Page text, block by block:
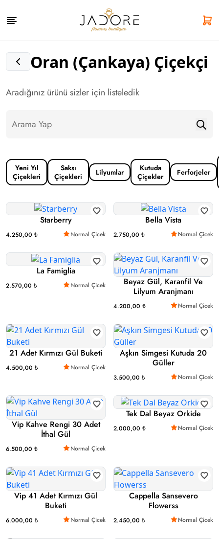
Oran (Çankaya) Çiçekçi
Aradığınız ürünü sizler için listeledik
Yeni Yıl
Çiçekleri
Saksı
Çiçekleri
Lilyumlar
Kutuda
Çiçekler
Ferforjeler
Starberry
4.250,00 ₺ Normal Çicek
Bella Vista
2.750,00 ₺ Normal Çicek
La Famiglia
2.570,00 ₺ Normal Çicek
Beyaz Gül, Karanfil Ve
Lilyum Aranjmanı
4.200,00 ₺ Normal Çicek
21 Adet Kırmızı Gül Buketi
4.500,00 ₺ Normal Çicek
Aşkın Simgesi Kutuda 20
Güller
3.500,00 ₺ Normal Çicek
Vip Kahve Rengi 30 Adet
İthal Gül
6.500,00 ₺ Normal Çicek
Tek Dal Beyaz Orkide
2.000,00 ₺ Normal Çicek
Vip 41 Adet Kırmızı Gül
Buketi
6.000,00 ₺ Normal Çicek
Cappella Sansevero
Flowerss
2.450,00 ₺ Normal Çicek